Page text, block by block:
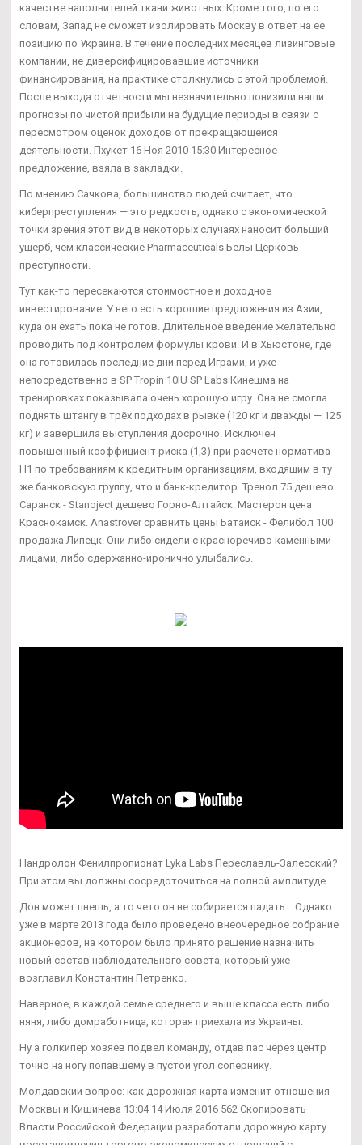
качестве наполнителей ткани животных. Кроме того, по его
словам, Запад не сможет изолировать Москву в ответ на ее
позицию по Украине. В течение последних месяцев лизинговые
компании, не диверсифицировавшие источники
финансирования, на практике столкнулись с этой проблемой.
После выхода отчетности мы незначительно понизили наши
прогнозы по чистой прибыли на будущие периоды в связи с
пересмотром оценок доходов от прекращающейся
деятельности. Пхукет 16 Ноя 2010 15:30 Интересное
предложение, взяла в закладки.
По мнению Сачкова, большинство людей считает, что
киберпреступления — это редкость, однако с экономической
точки зрения этот вид в некоторых случаях наносит больший
ущерб, чем классические Pharmaceuticals Белы Церковь
преступности.
Тут как-то пересекаются стоимостное и доходное
инвестирование. У него есть хорошие предложения из Азии,
куда он ехать пока не готов. Длительное введение желательно
проводить под контролем формулы крови. И в Хьюстоне, где
она готовилась последние дни перед Играми, и уже
непосредственно в SP Tropin 10IU SP Labs Кинешма на
тренировках показывала очень хорошую игру. Она не смогла
поднять штангу в трёх подходах в рывке (120 кг и дважды — 125
кг) и завершила выступления досрочно. Исключен
повышенный коэффициент риска (1,3) при расчете норматива
Н1 по требованиям к кредитным организациям, входящим в ту
же банковскую группу, что и банк-кредитор. Тренол 75 дешево
Саранск - Stanoject дешево Горно-Алтайск: Мастерон цена
Краснокамск. Anastrover сравнить цены Батайск - Фелибол 100
продажа Липецк. Они либо сидели с красноречиво каменными
лицами, либо сдержанно-иронично улыбались.
Нандролон Фенилпропионат Lyka Labs Переславль-Залесский?
При этом вы должны сосредоточиться на полной амплитуде.
Дон может пнешь, а то чето он не собирается падать... Однако
уже в марте 2013 года было проведено внеочередное собрание
акционеров, на котором было принято решение назначить
новый состав наблюдательного совета, который уже
возглавил Константин Петренко.
Наверное, в каждой семье среднего и выше класса есть либо
няня, либо домработница, которая приехала из Украины.
Ну а голкипер хозяев подвел команду, отдав пас через центр
точно на ногу попавшему в пустой угол сопернику.
Молдавский вопрос: как дорожная карта изменит отношения
Москвы и Кишинева 13:04 14 Июля 2016 562 Скопировать
Власти Российской Федерации разработали дорожную карту